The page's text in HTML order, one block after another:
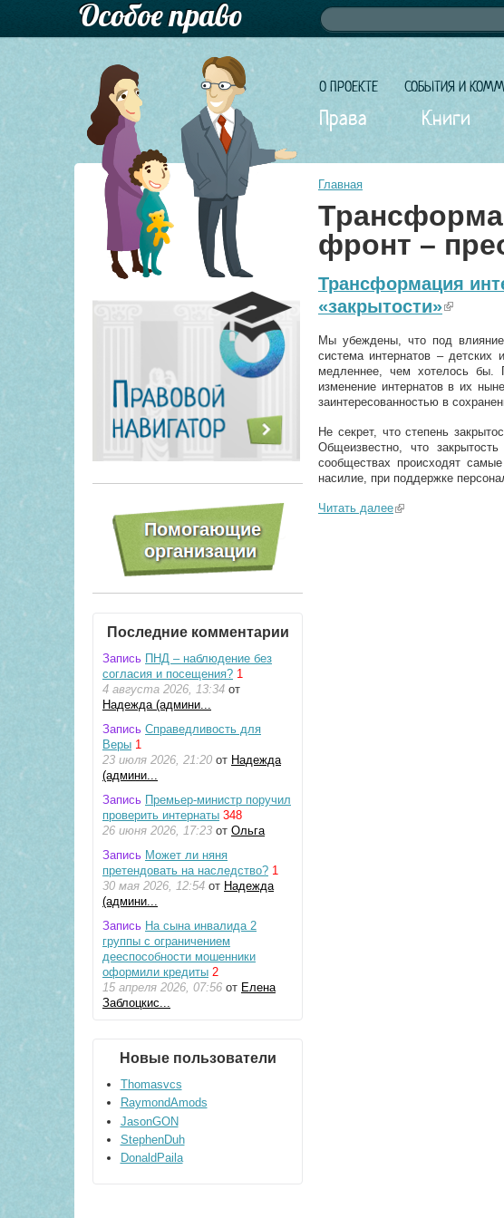
О ПРОЕКТЕ СОБЫТИЯ И
Права Книги
Форма поиска
Поиск
Главная
фронт –
Трансформация
«закрытости»(link is
Мы убеждены, что под
система интернатов – детских
медленнее, чем хотелось бы.
изменение интернатов в их
заинтересованностью в
Не секрет, что степень
Общеизвестно, что
сообществах происходят
насилие, при поддержке
Читать далее(link is external)
Последние комментарии
Запись ПНД – наблюдение без
согласия и посещения? 1
4 августа 2026, 13:34 от
Надежда (админи...
Запись Справедливость для
Веры 1
23 июля 2026, 21:20 от Надежда
(админи...
Запись Премьер-министр поручил
проверить интернаты 348
26 июня 2026, 17:23 от Ольга
Запись Может ли няня
претендовать на наследство? 1
30 мая 2026, 12:54 от Надежда
(админи...
Запись На сына инвалида 2
группы с ограничением
дееспособности мошенники
оформили кредиты 2
15 апреля 2026, 07:56 от Елена
Заблоцкис...
Новые пользователи
Thomasvcs
RaymondAmods
JasonGON
StephenDuh
DonaldPaila